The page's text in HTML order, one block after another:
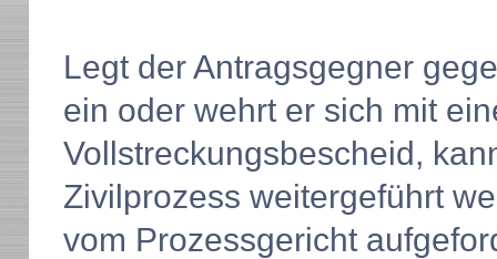
Legt der Antragsgegner
ein oder wehrt er sich mit
Vollstreckungsbescheid,
Zivilprozess weitergeführt
vom Prozessgericht